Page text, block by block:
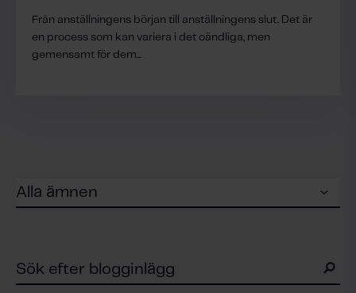
Från anställningens början till anställningens slut. Det är
en process som kan variera i det oändliga, men
gemensamt för dem...